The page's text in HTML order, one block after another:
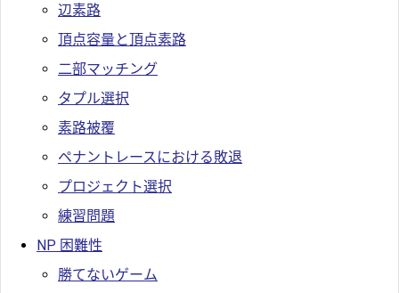
辺素路
頂点容量と頂点素路
二部マッチング
タプル選択
素路被覆
ペナントレースにおける敗退
プロジェクト選択
練習問題
NP 困難性
勝てないゲーム